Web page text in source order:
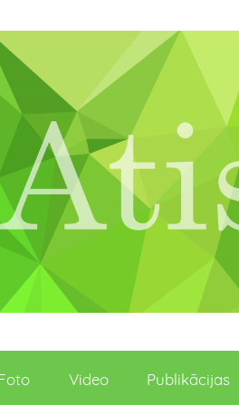
Video Publikācijas